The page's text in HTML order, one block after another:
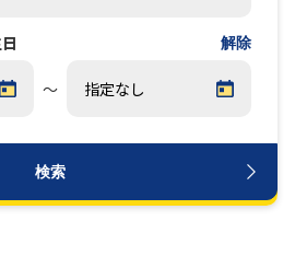
客さ
工事・故障情報通知
解除
～
検索